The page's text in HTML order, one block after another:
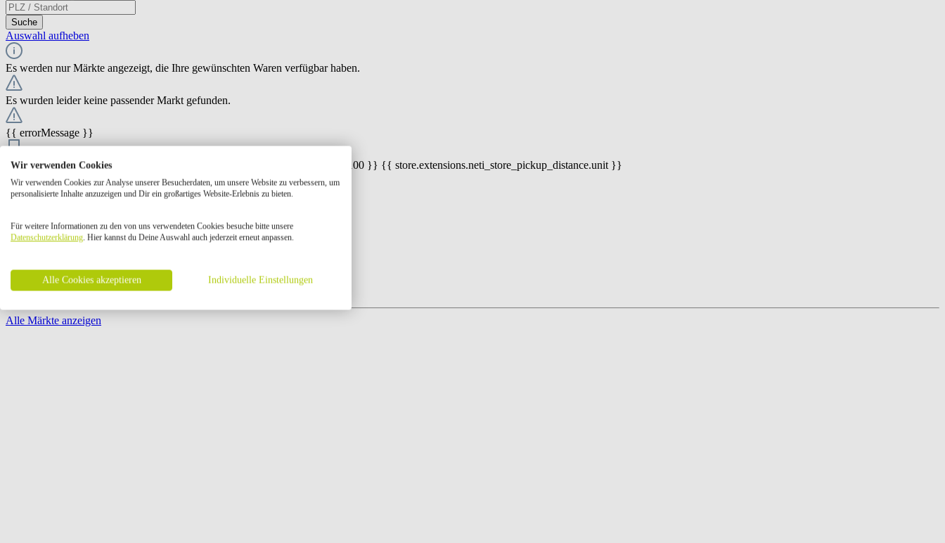
Suche
Auswahl aufheben
Es werden nur Märkte angezeigt, die Ihre gewünschten Waren verfügbar haben.
Es wurden leider keine passender Markt gefunden.
{{ errorMessage }}
{{ Math.round(store.extensions.neti_store_pickup_distance.distance * 100) / 100 }} {{ store.extensions.neti_store_pickup_distance.unit }}
{{ store.label }}
{{ store.street }} {{ store.streetNumber }}
{{ store.zipCode }} {{ store.city }}
Öffnungszeiten:
Seite {{ pagination.page }} von {{ pagination.pageCount }}
Alle Märkte anzeigen
Wir verwenden Cookies
Wir verwenden Cookies zur Analyse unserer Besucherdaten, um unsere Website zu verbessern, um
personalisierte Inhalte anzuzeigen und Dir ein großartiges Website-Erlebnis zu bieten.
Für weitere Informationen zu den von uns verwendeten Cookies besuche bitte unsere
Datenschutzerklärung. Hier kannst du Deine Auswahl auch jederzeit erneut anpassen.
Alle Cookies akzeptieren Individuelle Einstellungen